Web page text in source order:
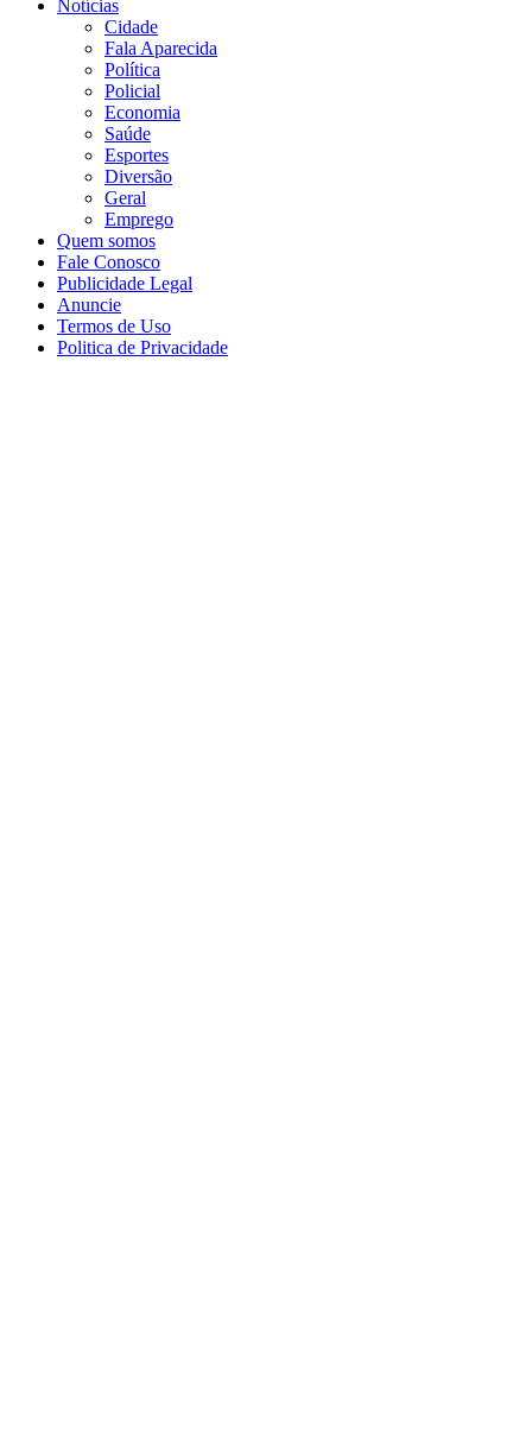
Notícias
Cidade
Fala Aparecida
Política
Policial
Economia
Saúde
Esportes
Diversão
Geral
Emprego
Quem somos
Fale Conosco
Publicidade Legal
Anuncie
Termos de Uso
Politica de Privacidade